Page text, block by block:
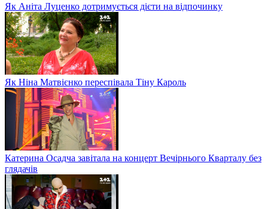
Як Аніта Луценко дотримується дієти на відпочинку
Як Ніна Матвієнко переспівала Тіну Кароль
Катерина Осадча завітала на концерт Вечірнього Кварталу без
глядачів